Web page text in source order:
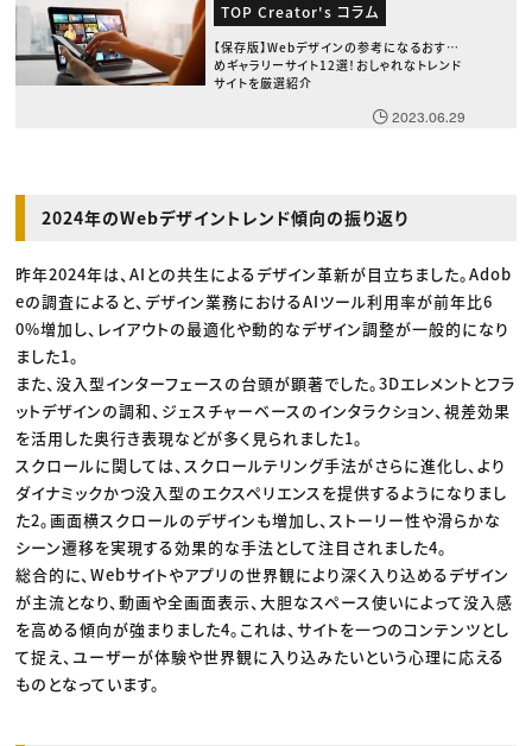
TOP Creator's コラム
【保存版】Webデザインの参考になるおすす
めギャラリーサイト12選！おしゃれなトレンド
サイトを厳選紹介
2023.06.29
2024年のWebデザイントレンド傾向の振り返り
昨年2024年は、AIとの共生によるデザイン革新が目立ちました。Adob
eの調査によると、デザイン業務におけるAIツール利用率が前年比6
0%増加し、レイアウトの最適化や動的なデザイン調整が一般的になり
ました1。
また、没入型インターフェースの台頭が顕著でした。3Dエレメントとフラ
ットデザインの調和、ジェスチャーベースのインタラクション、視差効果
を活用した奥行き表現などが多く見られました1。
スクロールに関しては、スクロールテリング手法がさらに進化し、より
ダイナミックかつ没入型のエクスペリエンスを提供するようになりまし
た2。画面横スクロールのデザインも増加し、ストーリー性や滑らかな
シーン遷移を実現する効果的な手法として注目されました4。
総合的に、Webサイトやアプリの世界観により深く入り込めるデザイン
が主流となり、動画や全画面表示、大胆なスペース使いによって没入感
を高める傾向が強まりました4。これは、サイトを一つのコンテンツとし
て捉え、ユーザーが体験や世界観に入り込みたいという心理に応える
ものとなっています。